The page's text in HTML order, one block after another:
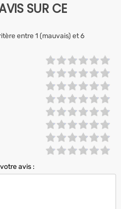
SUR CE
entre 1 (mauvais) et 6
avis :